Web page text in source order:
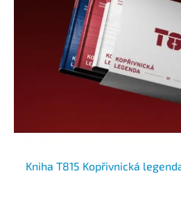
Kniha T815 Kopřivnická